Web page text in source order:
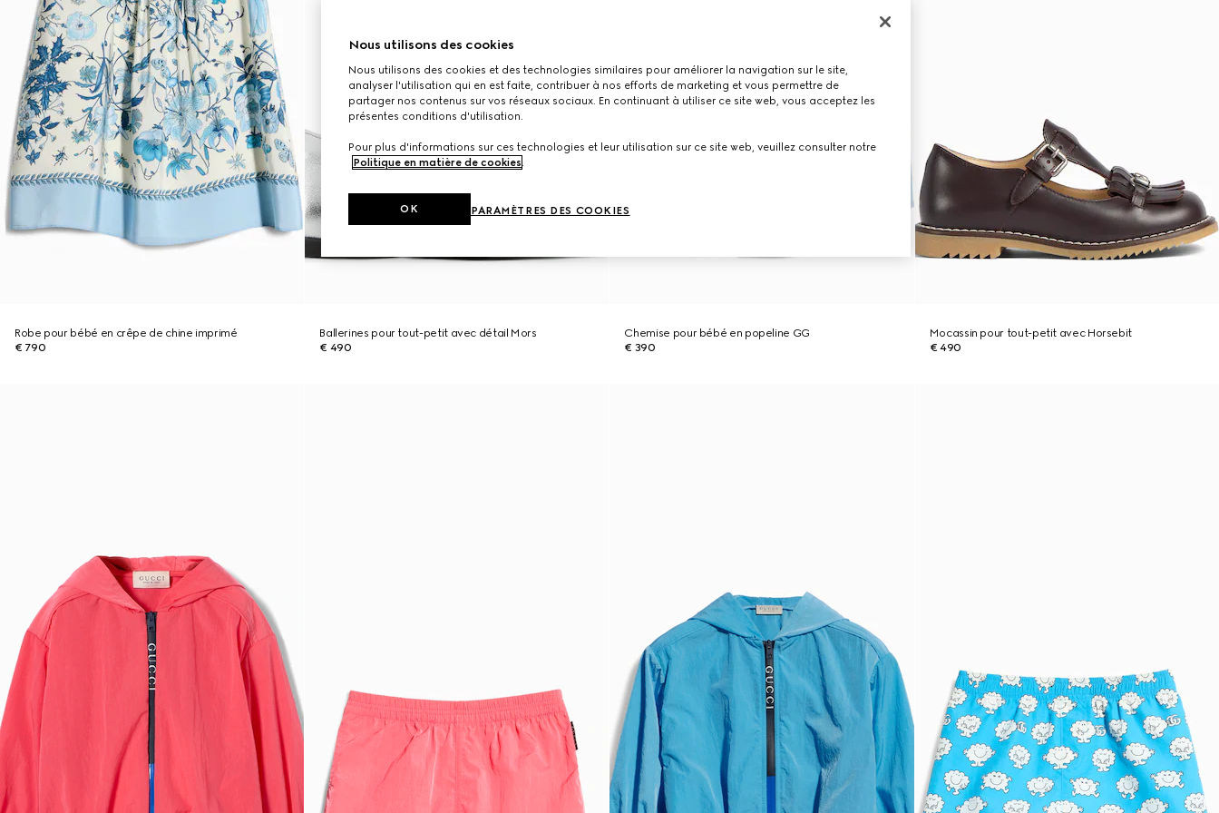
Robe pour bébé en crêpe de chine imprimé
€ 790
Ballerines pour tout-petit avec détail Mors
€ 490
Chemise pour bébé en popeline GG
€ 390
Mocassin pour tout-petit avec Horsebit
€ 490
Nous utilisons des cookies
Nous utilisons des cookies et des technologies similaires pour améliorer la navigation sur le site,
analyser l'utilisation qui en est faite, contribuer à nos efforts de marketing et vous permettre de
partager nos contenus sur vos réseaux sociaux. En continuant à utiliser ce site web, vous acceptez les
présentes conditions d'utilisation.
Pour plus d'informations sur ces technologies et leur utilisation sur ce site web, veuillez consulter notre
Politique en matière de cookies.
PARAMÈTRES DES COOKIES
OK